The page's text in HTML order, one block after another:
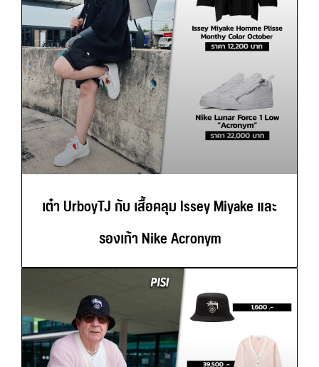
เต๋า UrboyTJ กับ เสื้อคลุม Issey Miyake และ
รองเท้า Nike Acronym